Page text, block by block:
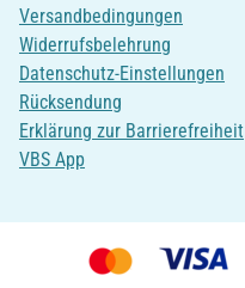
Versandbedingungen
Widerrufsbelehrung
Datenschutz-Einstellungen
Rücksendung
Erklärung zur Barrierefreiheit
VBS App